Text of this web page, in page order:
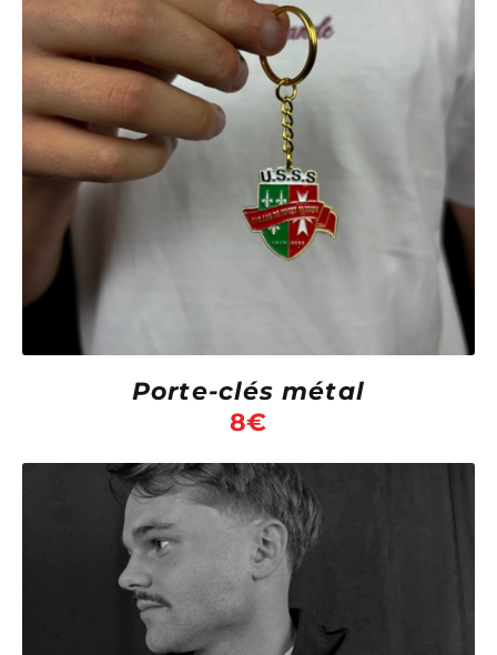
Porte-clés métal
8€